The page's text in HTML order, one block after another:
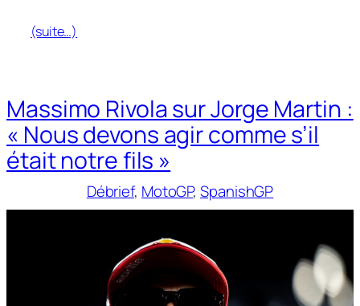
(suite…)
Massimo Rivola sur Jorge Martin :
« Nous devons agir comme s’il
était notre fils »
Débrief, MotoGP, SpanishGP